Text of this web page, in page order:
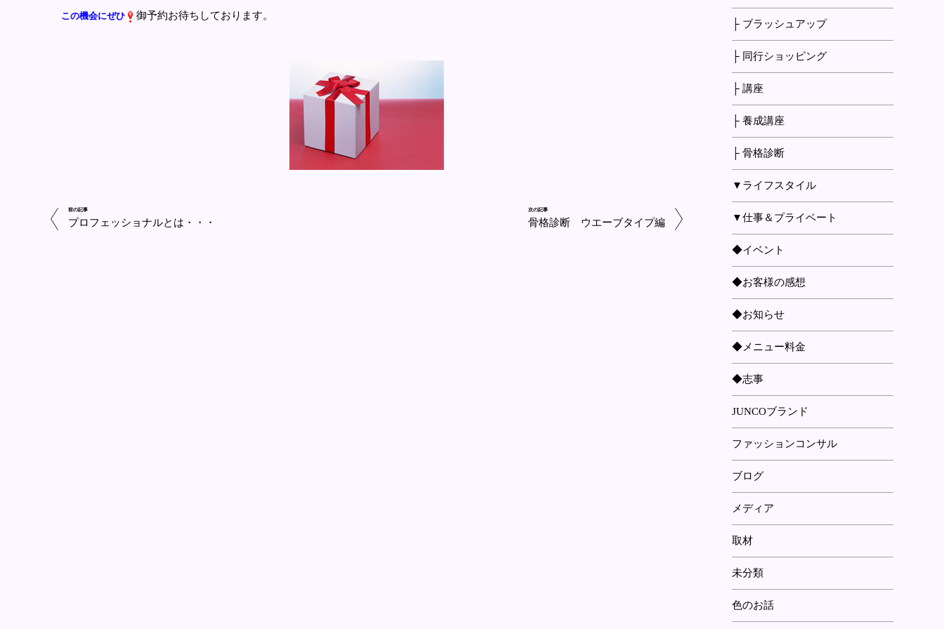
この機会にぜひ 御予約お待ちしております。
前の記事
プロフェッショナルとは・・・
次の記事
骨格診断 ウエーブタイプ編
├ ブラッシュアップ
├ 同行ショッピング
├ 講座
├ 養成講座
├ 骨格診断
▼ライフスタイル
▼仕事＆プライベート
◆イベント
◆お客様の感想
◆お知らせ
◆メニュー料金
◆志事
JUNCOブランド
ファッションコンサル
ブログ
メディア
取材
未分類
色のお話